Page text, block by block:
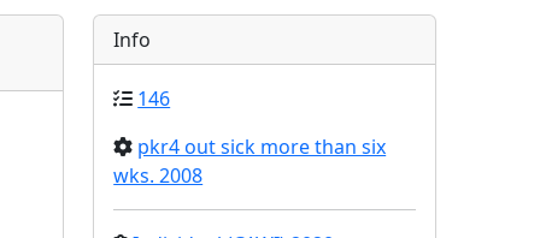
Info
146
pkr4 out sick more than six
wks. 2008